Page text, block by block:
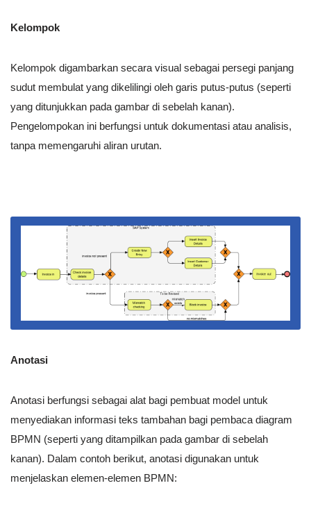
Kelompok
Kelompok digambarkan secara visual sebagai persegi panjang
sudut membulat yang dikelilingi oleh garis putus-putus (seperti
yang ditunjukkan pada gambar di sebelah kanan).
Pengelompokan ini berfungsi untuk dokumentasi atau analisis,
tanpa memengaruhi aliran urutan.
Anotasi
Anotasi berfungsi sebagai alat bagi pembuat model untuk
menyediakan informasi teks tambahan bagi pembaca diagram
BPMN (seperti yang ditampilkan pada gambar di sebelah
kanan). Dalam contoh berikut, anotasi digunakan untuk
menjelaskan elemen-elemen BPMN: